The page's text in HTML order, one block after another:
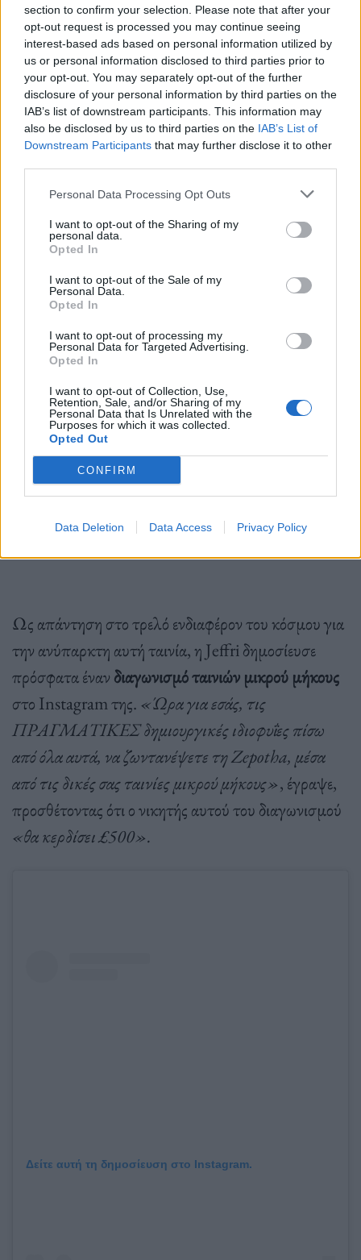
section to confirm your selection. Please note that after your
opt-out request is processed you may continue seeing
interest-based ads based on personal information utilized by
us or personal information disclosed to third parties prior to
your opt-out. You may separately opt-out of the further
disclosure of your personal information by third parties on the
IAB’s list of downstream participants. This information may
also be disclosed by us to third parties on the IAB’s List of
Downstream Participants that may further disclose it to other
Personal Data Processing Opt Outs
I want to opt-out of the Sharing of my
personal data.
Opted In
I want to opt-out of the Sale of my
Personal Data.
Opted In
I want to opt-out of processing my
Personal Data for Targeted Advertising.
Opted In
I want to opt-out of Collection, Use,
Retention, Sale, and/or Sharing of my
Personal Data that Is Unrelated with the
Purposes for which it was collected.
Opted Out
CONFIRM
Data Deletion Data Access Privacy Policy
Πολλοί έχουν επισημάνει ότι η Jeffri είναι μουσικός
καιστις 25 Αυγούστου θα κυκλοφορήσει το νέο της
άλμπουμμε τίτλο“SOUNDTRACK FOR AN
80’S HORROR MOVIE”. Η μουσική που
ακούγεται στο αρχικό της βίντεο ήταν από το
τραγούδι της με τίτλο“DO YOU REMEMBER
ME???”, από το επερχόμενο άλμπουμ
. Εν ολίγοις,
ναι, η ταινία «Zepotha» δεν υπήρξε ποτέ. Δεν είναι
αποκύημα της φαντασίας της νεαρής
μουσικού
, το οποίο εμπλούτισαν οι χρήστες που
ήταν «in on the joke», συνεχίζοντας τη φάρσα.
Και, προφανώς, το πρώτο τρολ βίντεο είχε σκοπό να
τραβήξει την προσοχή εν όψει της νέας
δισκογραφικής δουλειάς της Jeffri. Παρόλαυτά,
φαντάζομαι, ούτε η ίδια μπορούσε να προβλέψει ότι
μια φάρσα θα μπορούσε να είναι
που χρειαζότανγια να εκτινάξει σε τέτοιο βαθμό το
ενδιαφέρον για τη μουσική της.
Ως απάντηση στο τρελό ενδιαφέρον του κόσμου για
την ανύπαρκτη αυτή ταινία, η Jeffri δημοσίευσε
πρόσφατα έναν διαγωνισμό ταινιών μικρού μήκους
στο Instagram της. «Ώρα για εσάς, τις
ΠΡΑΓΜΑΤΙΚΕΣ δημιουργικές ιδιοφυΐες πίσω
από όλα αυτά, να ζωντανέψετε τη Zepotha, μέσα
από τις δικές σας ταινίες μικρού μήκους», έγραψε,
προσθέτοντας ότι ο νικητής αυτού του διαγωνισμού
«θα κερδίσει £500».
Δείτε αυτή τη δημοσίευση στο Instagram.